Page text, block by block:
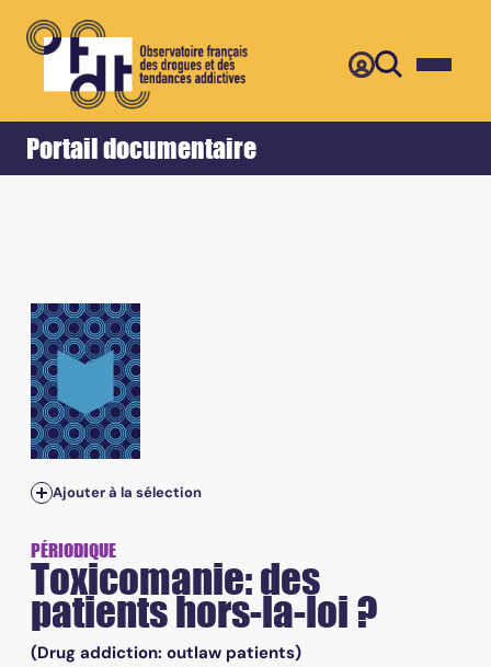
Portail documentaire
Accueil Retour
Ajouter à la sélection
PÉRIODIQUE
Toxicomanie: des
patients hors-la-loi ?
(Drug addiction: outlaw patients)